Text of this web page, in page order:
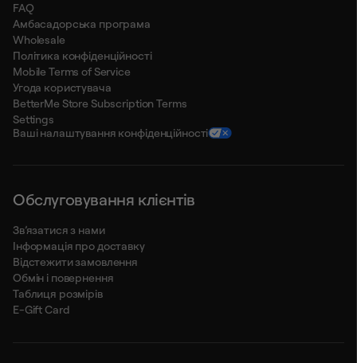
FAQ
Амбасадорська програма
Wholesale
Політика конфіденційності
Mobile Terms of Service
Угода користувача
BetterMe Store Subscription Terms
Settings
Ваші налаштування конфіденційності
Обслуговування клієнтів
Зв’язатися з нами
Інформація про доставку
Відстежити замовлення
Обмін і повернення
Таблиця розмірів
E-Gift Card